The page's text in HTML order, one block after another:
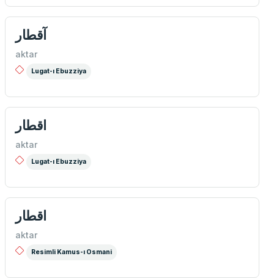
آقطار
aktar
Lugat-ı Ebuzziya
اقطار
aktar
Lugat-ı Ebuzziya
اقطار
aktar
Resimli Kamus-ı Osmani